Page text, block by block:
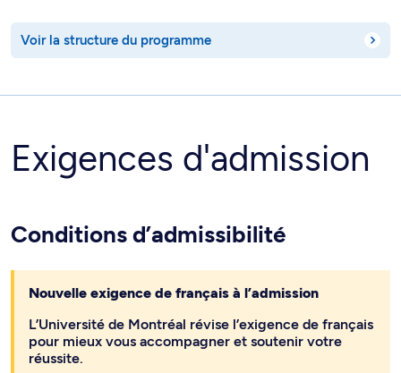
Voir la structure du programme
Exigences d'admission
Conditions d’admissibilité
Nouvelle exigence de français à l’admission
L’Université de Montréal révise l’exigence de français
pour mieux vous accompagner et soutenir votre
réussite.